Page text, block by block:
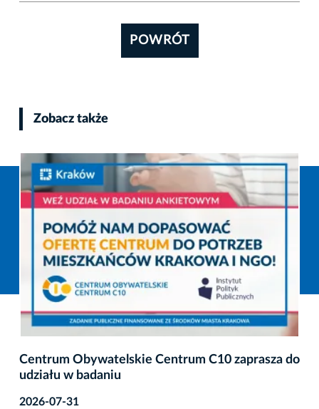
POWRÓT
Zobacz także
Centrum Obywatelskie Centrum C10 zaprasza do
udziału w badaniu
2026-07-31